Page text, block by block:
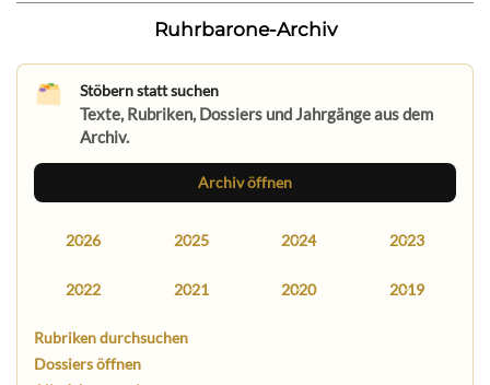
Ruhrbarone-Archiv
Stöbern statt suchen
Texte, Rubriken, Dossiers und Jahrgänge aus dem
Archiv.
Archiv öffnen
2026 2025 2024 2023
2022 2021 2020 2019
Rubriken durchsuchen
Dossiers öffnen